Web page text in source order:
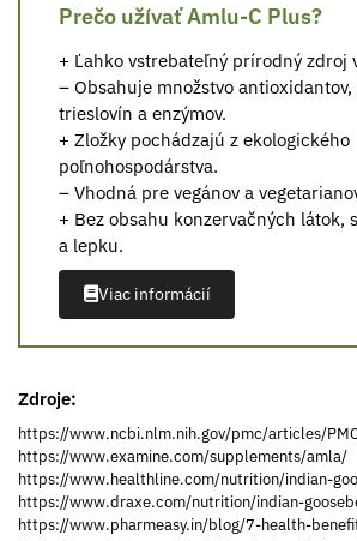
Prečo užívať Amlu-C Plus?
+ Ľahko vstrebateľný prírodný zdroj
– Obsahuje množstvo
trieslovín a enzýmov.
+ Zložky pochádzajú z ekologického
poľnohospodárstva.
– Vhodná pre vegánov a
+ Bez obsahu konzervačných látok,
a lepku.
Viac informácií
Zdroje:
https://www.ncbi.nlm.nih.gov/pmc/articles/
https://www.examine.com/supplements/amla/
https://www.healthline.com/nutrition/indian-
https://www.draxe.com/nutrition/indian-
https://www.pharmeasy.in/blog/7-health-